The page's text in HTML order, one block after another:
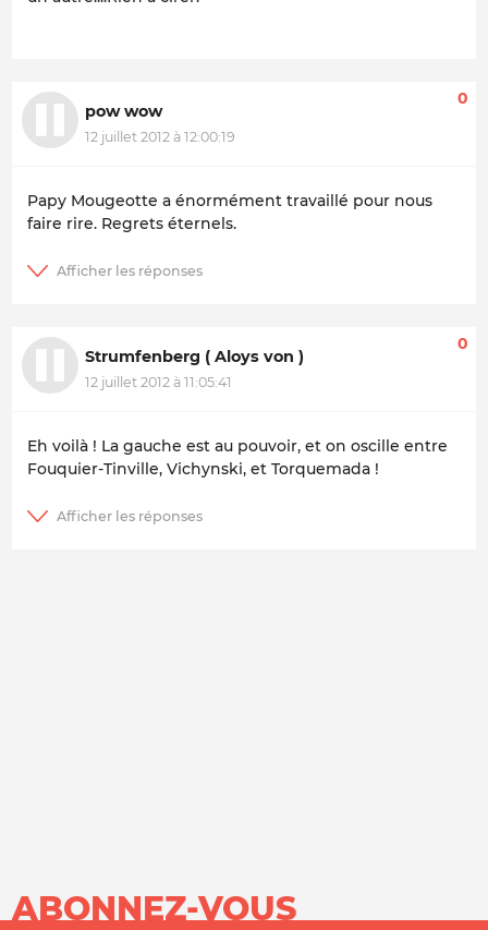
pow wow
12 juillet 2012 à 12:00:19
0
Papy Mougeotte a énormément travaillé pour nous
faire rire. Regrets éternels.
Strumfenberg ( Aloys von )
12 juillet 2012 à 11:05:41
0
Eh voilà ! La gauche est au pouvoir, et on oscille entre
Fouquier-Tinville, Vichynski, et Torquemada !
ABONNEZ-VOUS